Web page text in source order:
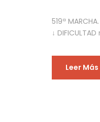
519ª
↓
Leer Más